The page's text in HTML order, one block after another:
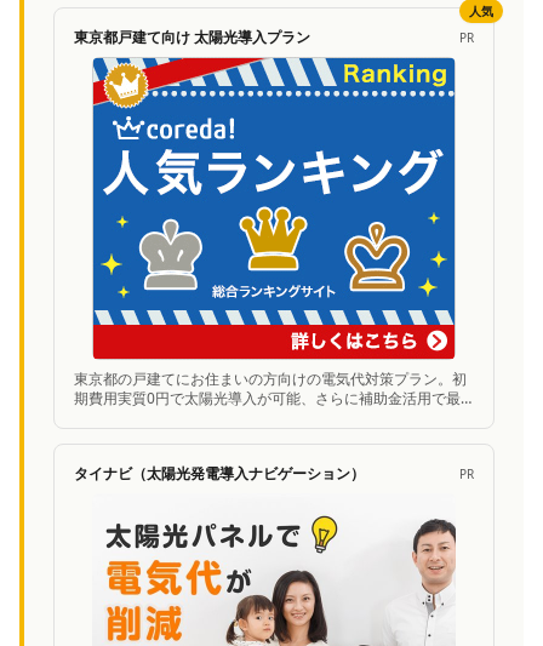
東京都戸建て向け 太陽光導入プラン PR
東京都の戸建てにお住まいの方向けの電気代対策プラン。初
期費用実質0円で太陽光導入が可能、さらに補助金活用で最
人気
タイナビ（太陽光発電導入ナビゲーション） PR